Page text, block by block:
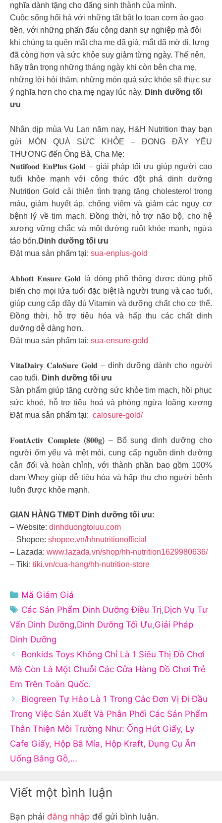
nghĩa dành tặng cho đấng sinh thành của mình.
Cuộc sống hối hả với những tất bật lo toan cơm áo gạo
tiền, với những phấn đấu công danh sự nghiệp mà đôi
khi chúng ta quên mất cha mẹ đã già, mắt đã mờ đi, lưng
đã còng hơn và sức khỏe suy giảm từng ngày. Thế nên,
hãy trân trọng những tháng ngày khi còn bên cha mẹ,
những lời hỏi thăm, những món quà sức khỏe sẽ thực sự
ý nghĩa hơn cho cha mẹ ngay lúc này. Dinh dưỡng tối
ưu
Nhân dịp mùa Vu Lan năm nay, H&H Nutrition thay bạn
gửi MÓN QUÀ SỨC KHỎE – ĐONG ĐẦY YÊU
THƯƠNG đến Ông Bà, Cha Mẹ:
𝐍𝐮𝐭𝐢𝐟𝐨𝐨𝐝 𝐄𝐧𝐏𝐥𝐮𝐬 𝐆𝐨𝐥𝐝 – giải pháp tối ưu giúp người cao
tuổi khỏe mạnh với công thức đột phá dinh dưỡng
Nutrition Gold cải thiện tình trạng tăng cholesterol trong
máu, giảm huyết áp, chống viêm và giảm các nguy cơ
bệnh lý về tim mạch. Đồng thời, hỗ trợ não bộ, cho hệ
xương vững chắc và một đường ruột khỏe mạnh, ngừa
táo bón. Dinh dưỡng tối ưu
Đặt mua sản phẩm tại: sua-enplus-gold
𝐀𝐛𝐛𝐨𝐭𝐭 𝐄𝐧𝐬𝐮𝐫𝐞 𝐆𝐨𝐥𝐝 là dòng phổ thông được dùng phổ
biến cho mọi lứa tuổi đặc biệt là người trung và cao tuổi,
giúp cung cấp đầy đủ Vitamin và dưỡng chất cho cơ thể.
Đồng thời, hỗ trợ tiêu hóa và hấp thu các chất dinh
dưỡng dễ dàng hơn.
Đặt mua sản phẩm tại: sua-ensure-gold
𝐕𝐢𝐭𝐚𝐃𝐚𝐢𝐫𝐲 𝐂𝐚𝐥𝐨𝐒𝐮𝐫𝐞 𝐆𝐨𝐥𝐝 – dinh dưỡng dành cho người
cao tuổi. Dinh dưỡng tối ưu
Sản phẩm giúp tăng cường sức khỏe tim mạch, hồi phục
sức khoẻ, hỗ trợ tiêu hoá và phòng ngừa loãng xương
Đặt mua sản phẩm tại: calosure-gold/
𝐅𝐨𝐧𝐭𝐀𝐜𝐭𝐢𝐯 𝐂𝐨𝐦𝐩𝐥𝐞𝐭𝐞 (𝟖𝟎𝟎𝐠) – Bổ sung dinh dưỡng cho
người ốm yếu và mệt mỏi, cung cấp nguồn dinh dưỡng
cân đối và hoàn chỉnh, với thành phần bao gồm 100%
đạm Whey giúp dễ tiêu hóa và hấp thụ cho người bệnh
luôn được khỏe mạnh.
GIAN HÀNG TMĐT Dinh dưỡng tối ưu:
– Website: dinhduongtoiuu.com
– Shopee: shopee.vn/hhnutritionofficial
– Lazada: www.lazada.vn/shop/hh-nutrition1629980636/
– Tiki: tiki.vn/cua-hang/hh-nutrition-store
Danh
mục
Mã Giảm Giá
Thẻ
Các Sản Phẩm Dinh Dưỡng Điều Trị,Dịch Vụ Tư
Vấn Dinh Dưỡng,Dinh Dưỡng Tối Ưu,Giải Pháp
Dinh Dưỡng
Bonkids Toys Không Chỉ Là 1 Siêu Thị Đồ Chơi
Mà Còn Là Một Chuỗi Các Cửa Hàng Đồ Chơi Trẻ
Em Trên Toàn Quốc.
Biogreen Tự Hào Là 1 Trong Các Đơn Vị Đi Đầu
Trong Việc Sản Xuất Và Phân Phối Các Sản Phẩm
Thân Thiện Môi Trường Như: Ống Hút Giấy, Ly
Cafe Giấy, Hộp Bã Mía, Hộp Kraft, Dụng Cụ Ăn
Uống Bằng Gỗ,…
Viết một bình luận
Bạn phải đăng nhập để gửi bình luận.